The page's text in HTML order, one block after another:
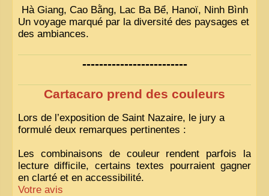
Hà Giang, Cao Bằng, Lac Ba Bể, Hanoï, Ninh Bình
Un voyage marqué par la diversité des paysages et
des ambiances.
-------------------------
Cartacaro prend des couleurs
Lors de l’exposition de Saint Nazaire, le jury a
formulé deux remarques pertinentes :
Les combinaisons de couleur rendent parfois la
lecture difficile, certains textes pourraient gagner
en clarté et en accessibilité.
Votre avis